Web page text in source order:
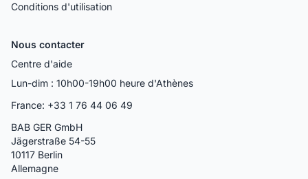
Conditions d'utilisation
Nous contacter
Centre d'aide
Lun-dim : 10h00-19h00 heure d'Athènes
France: +33 1 76 44 06 49
BAB GER GmbH
Jägerstraße 54-55
10117 Berlin
Allemagne